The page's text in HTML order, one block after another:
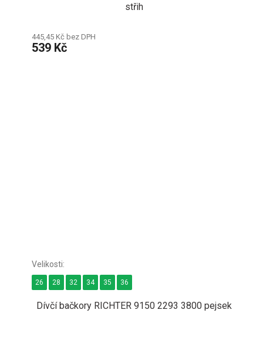
střih
445,45 Kč bez DPH
539 Kč
Dívčí bačkory RICHTER 9150 2293 3800 pejsek
26 28 32 34 35 36